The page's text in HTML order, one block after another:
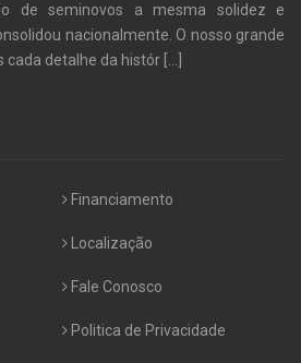
de seminovos a mesma solidez e
nacionalmente. O nosso grande
cada detalhe da histór
Financiamento
Localização
Fale Conosco
Politica de Privacidade